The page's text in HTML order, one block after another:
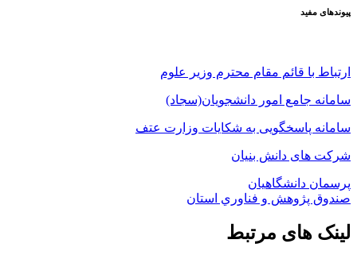
پیوندهای مفید
ارتباط با قائم مقام محترم وزیر علوم
سامانه جامع امور دانشجویان(سجاد)
سامانه پاسخگویی به شکایات وزارت عتف
شرکت های دانش بنیان
پرسمان دانشگاهیان
صندوق پژوهش و فناوري استان
لینک های مرتبط